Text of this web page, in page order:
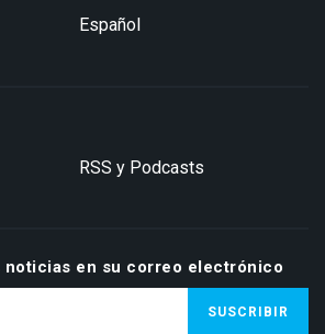
Español
RSS y Podcasts
noticias en su correo electrónico